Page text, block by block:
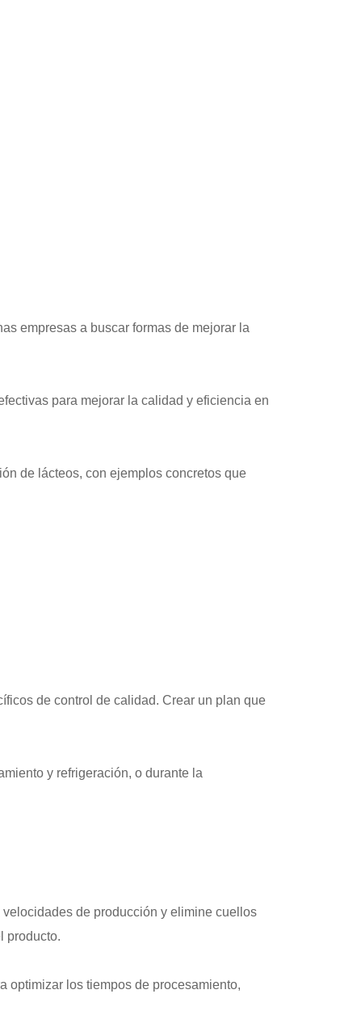
empresas a buscar formas de mejorar la
para mejorar la calidad y eficiencia en
de lácteos, con ejemplos concretos que
de control de calidad. Crear un plan que
y refrigeración, o durante la
de producción y elimine cuellos
producto.
optimizar los tiempos de procesamiento,